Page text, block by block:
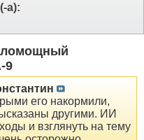
а):
9
его накормили,
другими. ИИ
и взглянуть на тему